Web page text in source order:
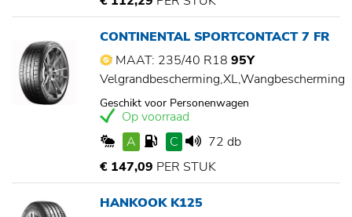
CONTINENTAL SPORTCONTACT 7 FR
MAAT: 235/40 R18 95Y
Velgrandbescherming,XL,Wangbescherming
Geschikt voor Personenwagen
Op voorraad
A
C
72 db
€ 147,09 PER STUK
HANKOOK K125